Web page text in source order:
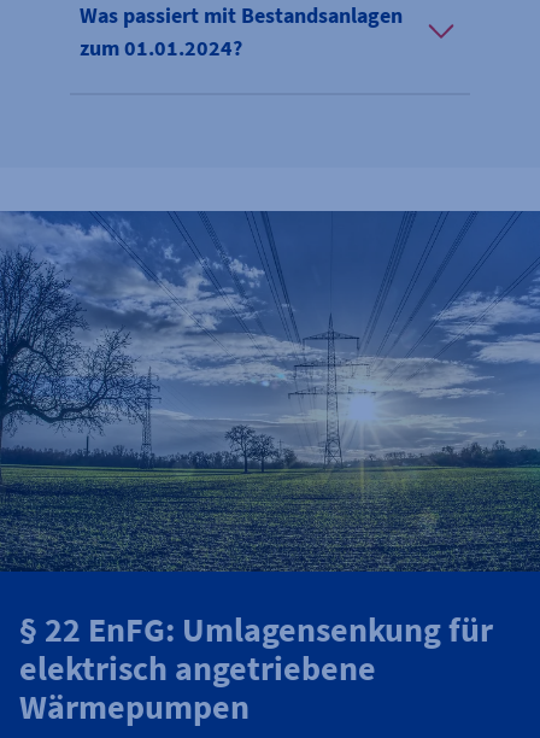
Was passiert mit Bestandsanlagen
zum 01.01.2024?
§ 22 EnFG: Umlagensenkung für
elektrisch angetriebene
Wärmepumpen